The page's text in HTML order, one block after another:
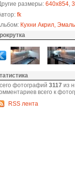
размеры: 640x854,
fk
Кухни Акрил,
фотографий 3117 из
всего к
RSS лента